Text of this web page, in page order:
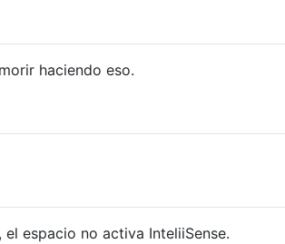
haciendo eso.
el espacio no activa InteliiSense.